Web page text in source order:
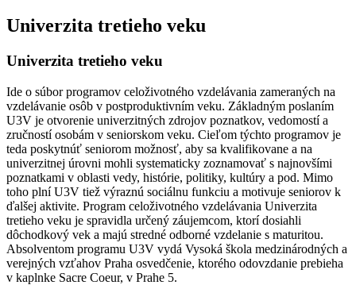
Univerzita tretieho veku
Univerzita tretieho veku
Ide o súbor programov celoživotného vzdelávania zameraných na
vzdelávanie osôb v postproduktivním veku. Základným poslaním
U3V je otvorenie univerzitných zdrojov poznatkov, vedomostí a
zručností osobám v seniorskom veku. Cieľom týchto programov je
teda poskytnúť seniorom možnosť, aby sa kvalifikovane a na
univerzitnej úrovni mohli systematicky zoznamovať s najnovšími
poznatkami v oblasti vedy, histórie, politiky, kultúry a pod. Mimo
toho plní U3V tiež výraznú sociálnu funkciu a motivuje seniorov k
ďalšej aktivite. Program celoživotného vzdelávania Univerzita
tretieho veku je spravidla určený záujemcom, ktorí dosiahli
dôchodkový vek a majú stredné odborné vzdelanie s maturitou.
Absolventom programu U3V vydá Vysoká škola medzinárodných a
verejných vzťahov Praha osvedčenie, ktorého odovzdanie prebieha
v kaplnke Sacre Coeur, v Prahe 5.